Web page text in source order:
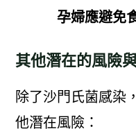
孕婦應避免
其他潛在的風險
除了沙門氏菌感染
他潛在風險：